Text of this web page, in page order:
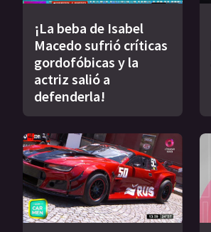
¡La beba de Isabel
Macedo sufrió críticas
gordofóbicas y la
actriz salió a
defenderla!